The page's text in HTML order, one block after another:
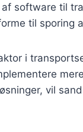
software til
til sporing
i
vil